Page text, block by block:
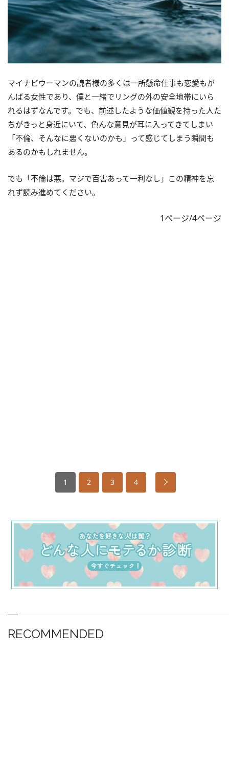
マイナビウーマンの読者様の多くは一所懸命仕事も恋愛もが
んばる女性であり、僕と一緒でリングの外の安全地帯にいら
れるはずなんです。でも、前述したような価値観を持った人た
ちがきっと身近にいて、色んな意見が耳に入ってきてしまい
「不倫、そんなに悪くないのかも」って感じてしまう瞬間も
あるのかもしれません。
でも「不倫は悪。マジで百害あって一利なし」この精神を忘
れず読み進めてください。
1ページ/4ページ
1 2 3 4
RECOMMENDED